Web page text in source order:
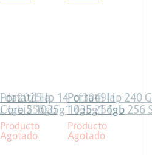
da2025la
4gb 256gb
Portatil Hp 14-cf3049la
Corei5 1035g1 4gb 256gb
Solido Linux
Producto
Agotado
Portatil Hp 240
1035g1 4gb 256
W10 Pro
Producto
Agotado